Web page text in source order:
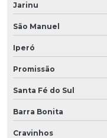
Jarinu
São Manuel
Iperó
Promissão
Santa Fé do Sul
Barra Bonita
Cravinhos